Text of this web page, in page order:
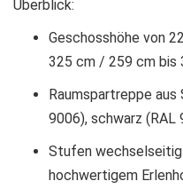
Überblick:
Geschosshöhe von
325 cm / 259 cm bis
Raumspartreppe aus
9006), schwarz (RAL
Stufen
hochwertigem